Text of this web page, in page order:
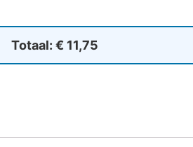
Totaal: € 11,75